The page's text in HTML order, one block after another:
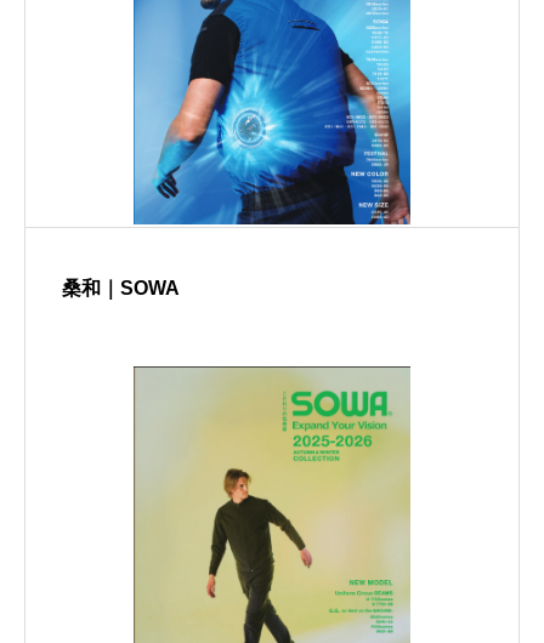
桑和｜SOWA